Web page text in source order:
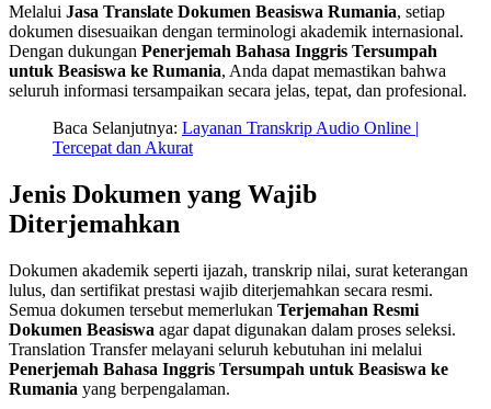
Melalui Jasa Translate Dokumen Beasiswa Rumania, setiap
dokumen disesuaikan dengan terminologi akademik internasional.
Dengan dukungan Penerjemah Bahasa Inggris Tersumpah
untuk Beasiswa ke Rumania, Anda dapat memastikan bahwa
seluruh informasi tersampaikan secara jelas, tepat, dan profesional.
Baca Selanjutnya: Layanan Transkrip Audio Online |
Tercepat dan Akurat
Jenis Dokumen yang Wajib
Diterjemahkan
Dokumen akademik seperti ijazah, transkrip nilai, surat keterangan
lulus, dan sertifikat prestasi wajib diterjemahkan secara resmi.
Semua dokumen tersebut memerlukan Terjemahan Resmi
Dokumen Beasiswa agar dapat digunakan dalam proses seleksi.
Translation Transfer melayani seluruh kebutuhan ini melalui
Penerjemah Bahasa Inggris Tersumpah untuk Beasiswa ke
Rumania yang berpengalaman.